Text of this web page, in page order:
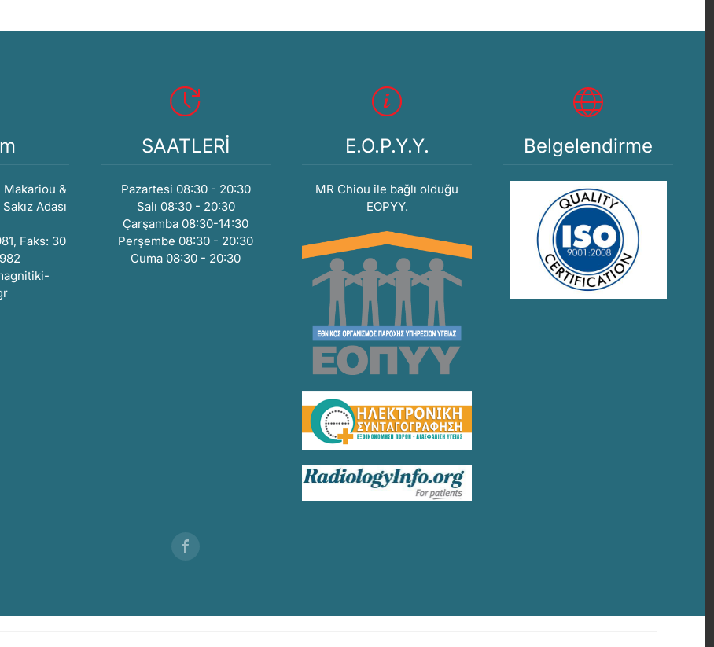
&
Adası
Faks: 30
SAATLERİ
Pazartesi 08:30 - 20:30
Salı 08:30 - 20:30
Çarşamba 08:30-14:30
Perşembe 08:30 - 20:30
Cuma 08:30 - 20:30
E.O.P.Y.Y.
MR Chiou ile bağlı olduğu
EOPYY.
Belgelendirme